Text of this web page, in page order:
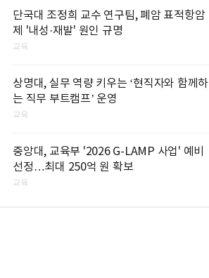
단국대 조정희 교수 연구팀, 폐암 표적항암
제 '내성·재발' 원인 규명
교육
상명대, 실무 역량 키우는 ‘현직자와 함께하
는 직무 부트캠프’ 운영
교육
중앙대, 교육부 '2026 G-LAMP 사업' 예비
선정…최대 250억 원 확보
교육